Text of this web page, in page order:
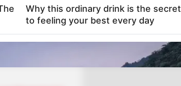
Аліменти на
став
Why this ordinary drink is the secret
to feeling your best every day